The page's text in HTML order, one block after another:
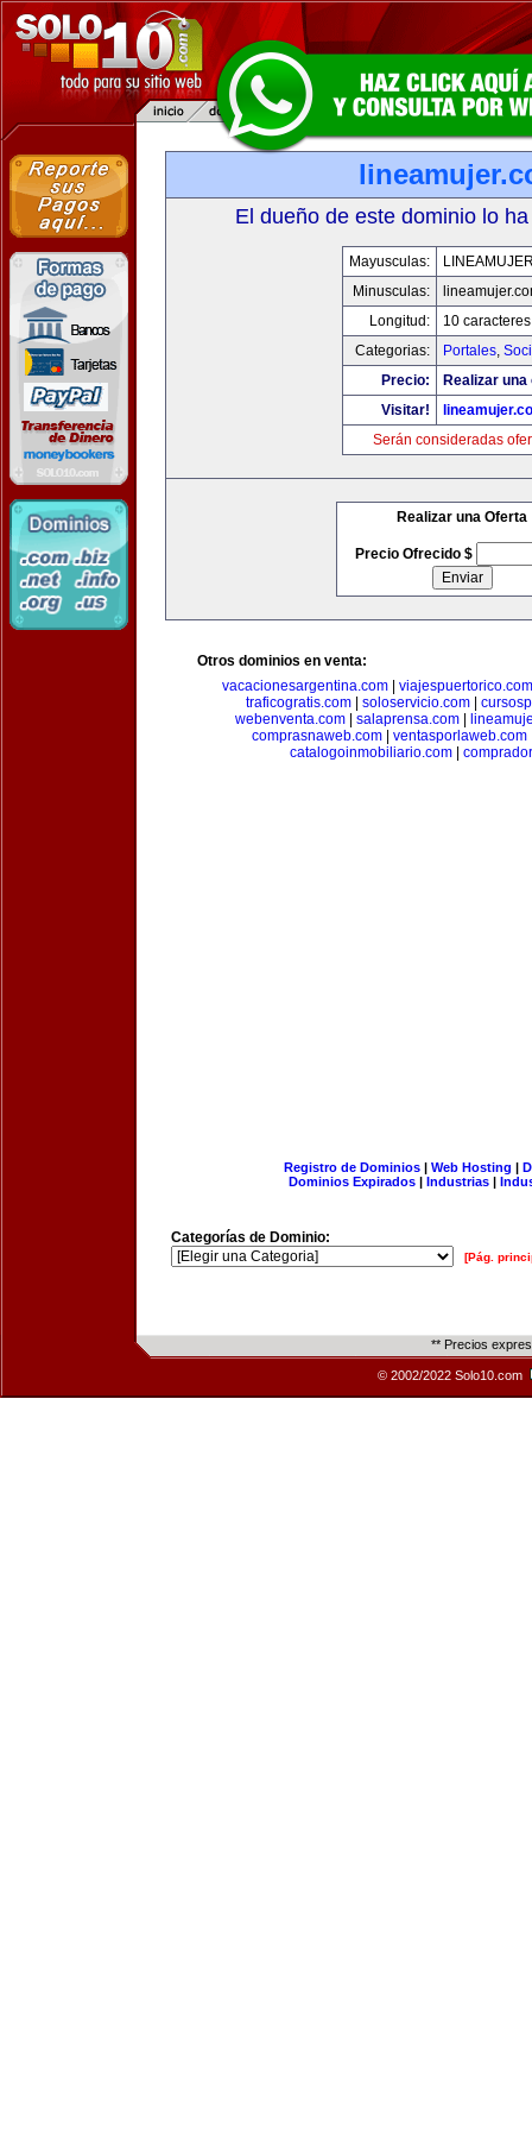
El dueño de este dominio lo
Mayusculas:
Minusculas:
Longitud:
10 caracteres
Categorias:
Portales,
Precio:
Realizar
Visitar!
Serán consideradas
Realizar una Oferta
Precio Ofrecido $
Otros dominios en venta:
vacacionesargentina.com
viajespuertorico.com
traficogratis.com| soloservicio.com|
webenventa.com
salaprensa.com
comprasnaweb.com
ventasporlaweb.com
catalogoinmobiliario.com|
Registro de Dominios| Web Hosting |
Dominios Expirados | Industrias |
Categorías de Dominio:
[Pág.
** Precios
© 2002/2022 Solo10.com